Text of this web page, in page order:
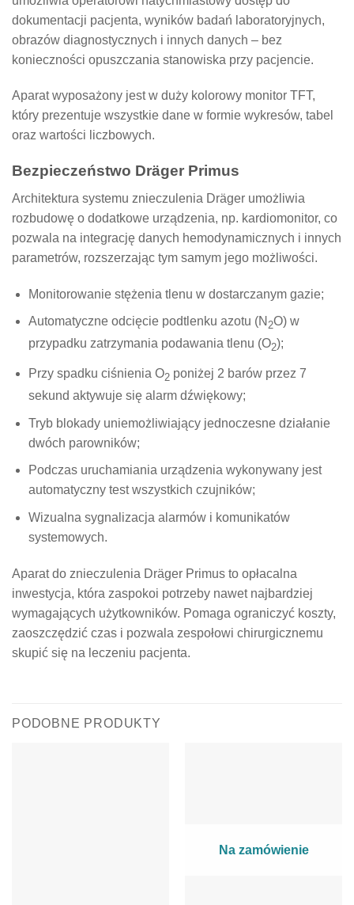
dokumentacji pacjenta, wyników badań laboratoryjnych,
obrazów diagnostycznych i innych danych – bez
konieczności opuszczania stanowiska przy pacjencie.
Aparat wyposażony jest w duży kolorowy monitor TFT,
który prezentuje wszystkie dane w formie wykresów, tabel
oraz wartości liczbowych.
Bezpieczeństwo Dräger Primus
Architektura systemu znieczulenia Dräger umożliwia
rozbudowę o dodatkowe urządzenia, np. kardiomonitor, co
pozwala na integrację danych hemodynamicznych i innych
parametrów, rozszerzając tym samym jego możliwości.
Monitorowanie stężenia tlenu w dostarczanym gazie;
Automatyczne odcięcie podtlenku azotu (N 2O) w
przypadku zatrzymania podawania tlenu (O2);
Przy spadku ciśnienia O2poniżej 2 barów przez 7
sekund aktywuje się alarm dźwiękowy;
Tryb blokady uniemożliwiający jednoczesne działanie
dwóch parowników;
Podczas uruchamiania urządzenia wykonywany jest
automatyczny test wszystkich czujników;
Wizualna sygnalizacja alarmów i komunikatów
systemowych.
Aparat do znieczulenia Dräger Primus to opłacalna
inwestycja, która zaspokoi potrzeby nawet najbardziej
wymagających użytkowników. Pomaga ograniczyć koszty,
zaoszczędzić czas i pozwala zespołowi chirurgicznemu
skupić się na leczeniu pacjenta.
PODOBNE PRODUKTY
Na zamówienie